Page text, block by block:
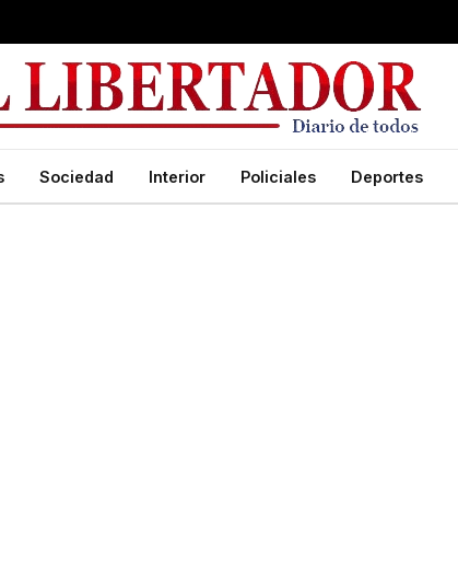
Sociedad Interior Policiales Deportes